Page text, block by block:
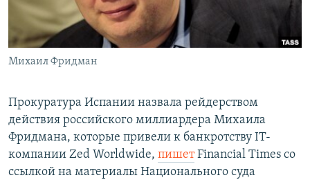
СОЦИАЛЬНЫЕ СЕТИ
Все сайты РСЕ/РС
Михаил Фридман
Прокуратура Испании назвала рейдерством
действия российского миллиардера Михаила
Фридмана, которые привели к банкротству IT-
компании Zed Worldwide, пишетFinancial Times со
ссылкой на материалы Национального суда